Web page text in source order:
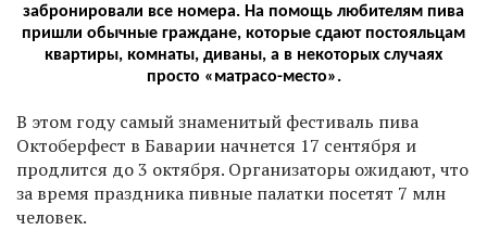
забронировали все номера. На помощь любителям пива
пришли обычные граждане, которые сдают постояльцам
квартиры, комнаты, диваны, а в некоторых случаях
просто «матрасо-место».
В этом году самый знаменитый фестиваль пива
Октоберфест в Баварии начнется 17 сентября и
продлится до 3 октября. Организаторы ожидают, что
за время праздника пивные палатки посетят 7 млн
человек.